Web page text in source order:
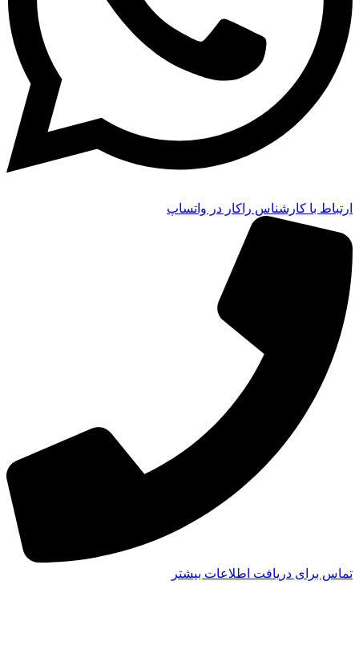
ارتباط با کارشناس راکار در واتساپ
تماس برای دریافت اطلاعات بیشتر